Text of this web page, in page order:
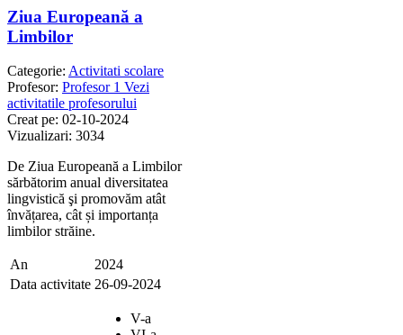
Ziua Europeană a
Limbilor
Categorie: Activitati scolare
Profesor: Profesor 1 Vezi
activitatile profesorului
Creat pe: 02-10-2024
Vizualizari: 3034
De Ziua Europeană a Limbilor
sărbătorim anual diversitatea
lingvistică şi promovăm atât
învățarea, cât și importanța
limbilor străine.
An
2024
Data activitate 26-09-2024
V-a